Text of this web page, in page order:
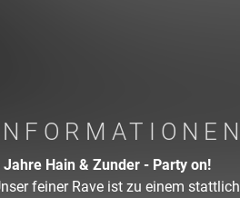
Jahre Hain & Zunder - Party on!
feiner Rave ist zu einem